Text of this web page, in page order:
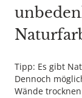
Tipp: Es gibt
Dennoch
Wände